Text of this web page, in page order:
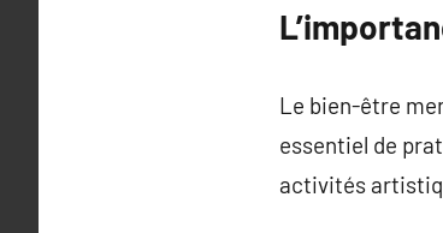
Le bien-être
essentiel de
activités